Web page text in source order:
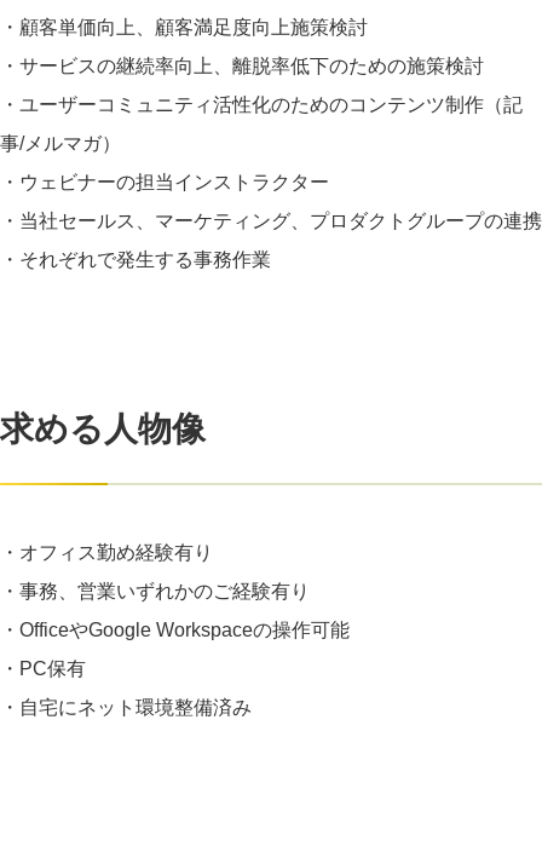
・顧客単価向上、顧客満足度向上施策検討
・サービスの継続率向上、離脱率低下のための施策検討
・ユーザーコミュニティ活性化のためのコンテンツ制作（記
事/メルマガ）
・ウェビナーの担当インストラクター
・当社セールス、マーケティング、プロダクトグループの連携
・それぞれで発生する事務作業
求める人物像
・オフィス勤め経験有り
・事務、営業いずれかのご経験有り
・OfficeやGoogle Workspaceの操作可能
・PC保有
・自宅にネット環境整備済み